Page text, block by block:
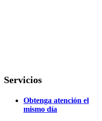
Servicios
Obtenga atención el
mismo día